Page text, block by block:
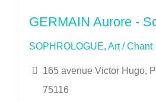
GERMAIN Aurore -
SOPHROLOGUE, Art / Chant
165 avenue Victor Hugo,
75116